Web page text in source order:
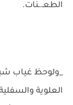
الطعـ.ـنات.
_ولوحظ غياب
العلوية